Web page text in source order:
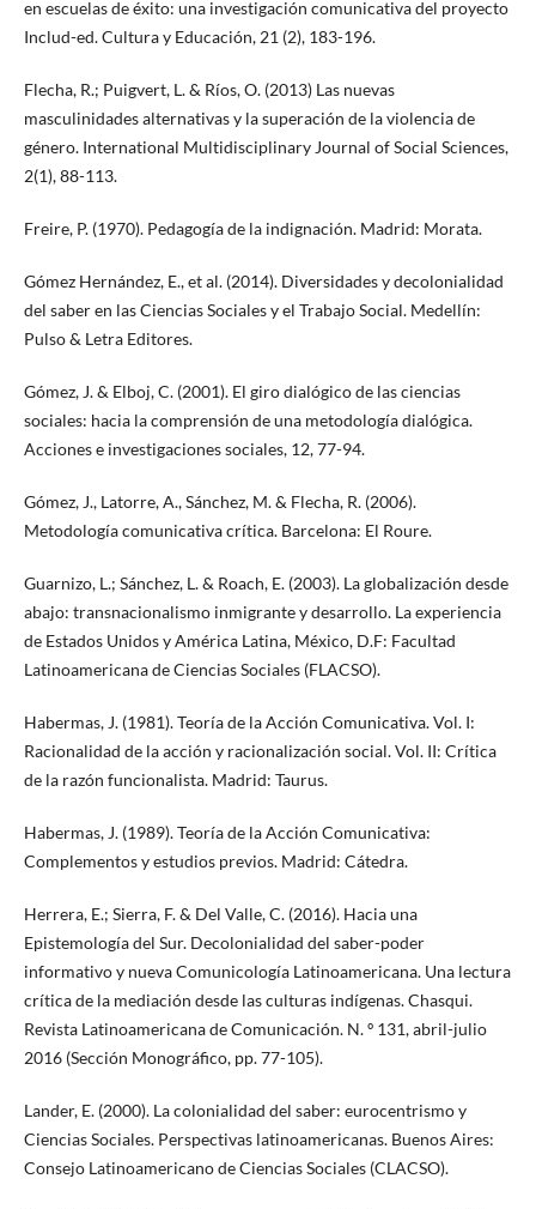
en escuelas de éxito: una investigación comunicativa del proyecto
Includ-ed. Cultura y Educación, 21 (2), 183-196.
Flecha, R.; Puigvert, L. & Ríos, O. (2013) Las nuevas
masculinidades alternativas y la superación de la violencia de
género. International Multidisciplinary Journal of Social Sciences,
2(1), 88-113.
Freire, P. (1970). Pedagogía de la indignación. Madrid: Morata.
Gómez Hernández, E., et al. (2014). Diversidades y decolonialidad
del saber en las Ciencias Sociales y el Trabajo Social. Medellín:
Pulso & Letra Editores.
Gómez, J. & Elboj, C. (2001). El giro dialógico de las ciencias
sociales: hacia la comprensión de una metodología dialógica.
Acciones e investigaciones sociales, 12, 77-94.
Gómez, J., Latorre, A., Sánchez, M. & Flecha, R. (2006).
Metodología comunicativa crítica. Barcelona: El Roure.
Guarnizo, L.; Sánchez, L. & Roach, E. (2003). La globalización desde
abajo: transnacionalismo inmigrante y desarrollo. La experiencia
de Estados Unidos y América Latina, México, D.F: Facultad
Latinoamericana de Ciencias Sociales (FLACSO).
Habermas, J. (1981). Teoría de la Acción Comunicativa. Vol. I:
Racionalidad de la acción y racionalización social. Vol. II: Crítica
de la razón funcionalista. Madrid: Taurus.
Habermas, J. (1989). Teoría de la Acción Comunicativa:
Complementos y estudios previos. Madrid: Cátedra.
Herrera, E.; Sierra, F. & Del Valle, C. (2016). Hacia una
Epistemología del Sur. Decolonialidad del saber-poder
informativo y nueva Comunicología Latinoamericana. Una lectura
crítica de la mediación desde las culturas indígenas. Chasqui.
Revista Latinoamericana de Comunicación. N. º 131, abril-julio
2016 (Sección Monográfico, pp. 77-105).
Lander, E. (2000). La colonialidad del saber: eurocentrismo y
Ciencias Sociales. Perspectivas latinoamericanas. Buenos Aires:
Consejo Latinoamericano de Ciencias Sociales (CLACSO).